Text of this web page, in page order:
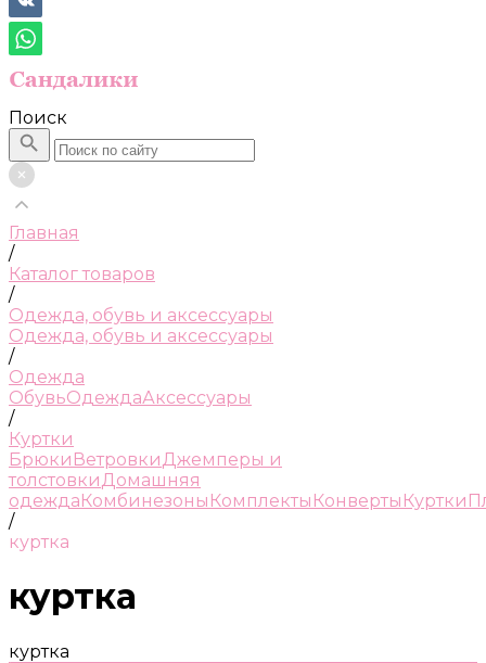
Поиск
Главная
/
Каталог товаров
/
Одежда, обувь и аксессуары
Одежда, обувь и аксессуары
/
Одежда
ОбувьОдеждаАксессуары
/
Куртки
Брюки ВетровкиДжемперы и
толстовкиДомашняя
одеждаКомбинезоны Комплекты Конверты Куртки
/
куртка
куртка
куртка